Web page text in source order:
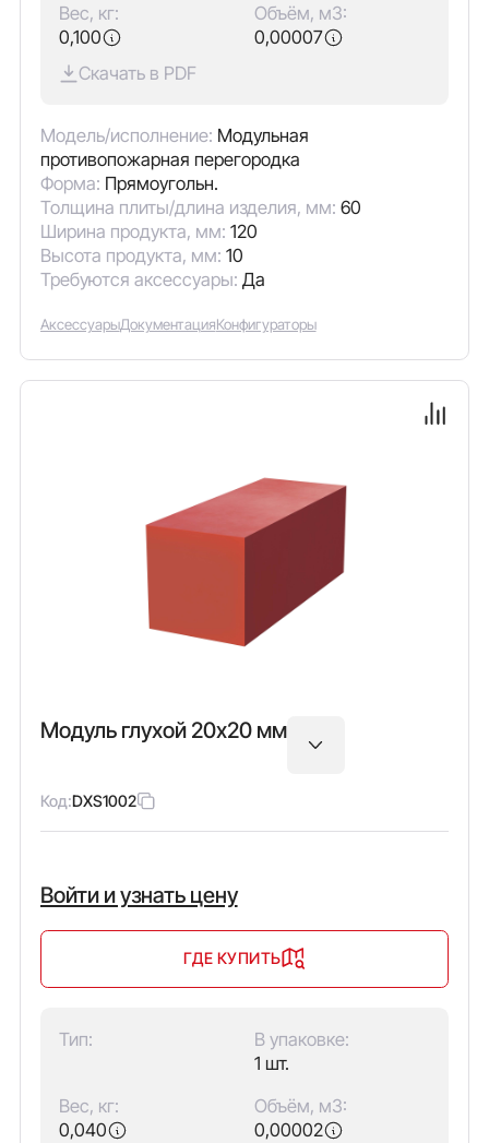
Вес, кг:
0,100
Объём, м3:
0,00007
Скачать в PDF
Модель/исполнение: Модульная
противопожарная перегородка
Форма: Прямоугольн.
Толщина плиты/длина изделия, мм: 60
Ширина продукта, мм: 120
Высота продукта, мм: 10
Требуются аксессуары: Да
АксессуарыДокументацияКонфигураторы
Модуль глухой 20х20 мм
Код:DXS1002
Войти и узнать цену
ГДЕ КУПИТЬ
Тип:
В упаковке:
1 шт.
Вес, кг:
0,040
Объём, м3:
0,00002